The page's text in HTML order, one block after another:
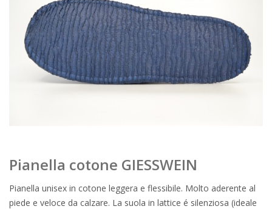
Pianella cotone GIESSWEIN
Pianella unisex in cotone leggera e flessibile. Molto aderente al
piede e veloce da calzare. La suola in lattice é silenziosa (ideale